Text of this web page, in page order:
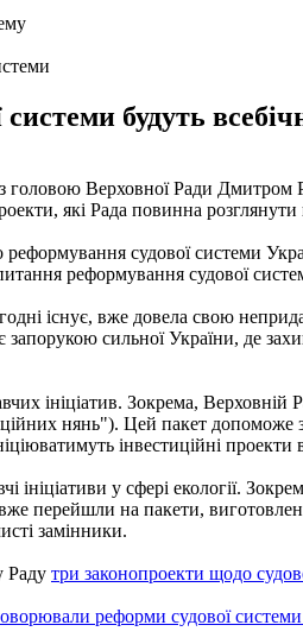
будуть
Верховної Ради
які Рада повинна
судової системи
реформування судової
існує, вже довела свою
запорукою сильної України, де
ініціатив. Зокрема,
нянь"). Цей пакет
інвестиційні проекти
ініціативи у сфері екології.
перейшли на пакети,
замінники.
Раду три законопроекти щодо
реформи судової